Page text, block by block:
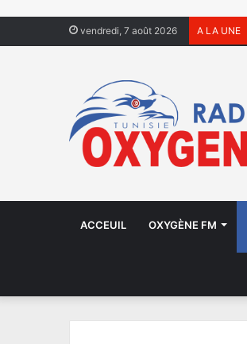
vendredi, 7 août 2026 A LA UNE
ACCEUIL OXYGÈNE FM